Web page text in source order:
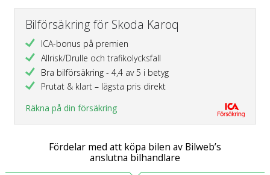
Bilförsäkring för Skoda Karoq
ICA-bonus på premien
Allrisk/Drulle och trafikolycksfall
Bra bilförsäkring - 4,4 av 5 i betyg
Prutat & klart – lägsta pris direkt
Räkna på din försäkring
Fördelar med att köpa bilen av Bilweb’s
anslutna bilhandlare